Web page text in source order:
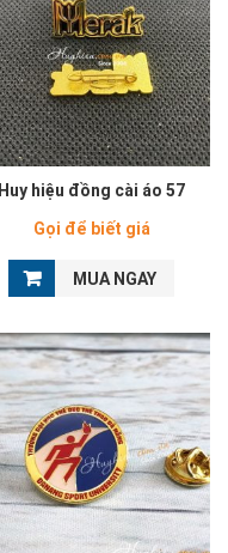
Huy hiệu đồng cài áo 57
Gọi để biết giá
MUA NGAY